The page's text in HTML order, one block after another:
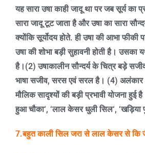
यह सारा उषा काही जादू था पर जब सूर्य का
सारा जादू टूट जाता है और उषा का सारा
क्योंकि सूर्योदय होते. ही उषा की आभा फीकी
उषा की शोभा बड़ी सुहावनी होती है। उसका
है। (2)उषाकालीन सौन्दर्य के चित्र बड़े
भाषा सजीव,सरस एवं सरल है। (4) अलंकार
मौलिक सादृश्यों की बड़ी प्रभावी योजना हुई
हुआ चौका‘, ‘लाल केसर धुली सिल‘, ‘खड़िया
7.बहुत काली सिल जरा से लाल केसर से कि